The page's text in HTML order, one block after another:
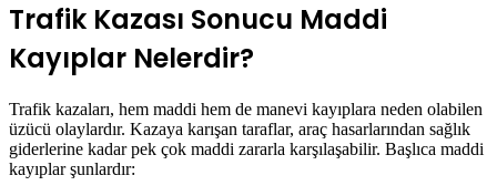
Trafik Kazası Sonucu Maddi
Kayıplar Nelerdir?
Trafik kazaları, hem maddi hem de manevi kayıplara neden olabilen
üzücü olaylardır. Kazaya karışan taraflar, araç hasarlarından sağlık
giderlerine kadar pek çok maddi zararla karşılaşabilir. Başlıca maddi
kayıplar şunlardır: